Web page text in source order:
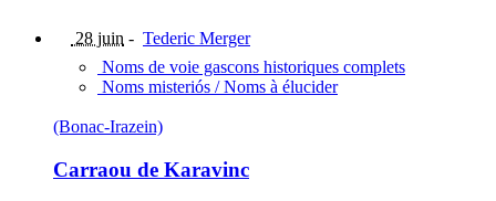
28 juin - Tederic Merger
Noms de voie gascons historiques complets
Noms misteriós / Noms à élucider
(Bonac-Irazein)
Carraou de Karavinc